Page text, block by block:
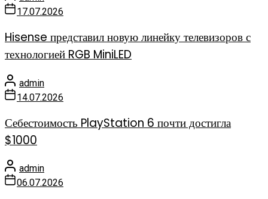
17.07.2026
Hisense представил новую линейку телевизоров с
технологией RGB MiniLED
admin
14.07.2026
Себестоимость PlayStation 6 почти достигла
$1000
admin
06.07.2026